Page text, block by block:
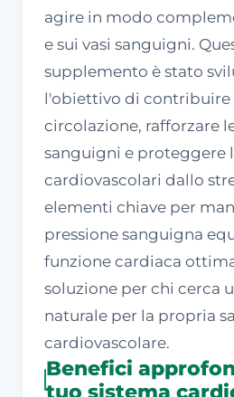
agire in modo
e sui vasi sanguigni.
supplemento è stato
l'obiettivo di contribuire
circolazione, rafforzare
sanguigni e proteggere
cardiovascolari dallo
elementi chiave per
pressione sanguigna
funzione cardiaca
soluzione per chi cerca
naturale per la propria
cardiovascolare.
Benefici
tuo sistema